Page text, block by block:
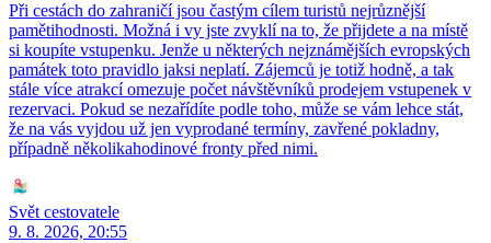
Při cestách do zahraničí jsou častým cílem turistů nejrůznější
pamětihodnosti. Možná i vy jste zvyklí na to, že přijdete a na místě
si koupíte vstupenku. Jenže u některých nejznámějších evropských
památek toto pravidlo jaksi neplatí. Zájemců je totiž hodně, a tak
stále více atrakcí omezuje počet návštěvníků prodejem vstupenek v
rezervaci. Pokud se nezařídíte podle toho, může se vám lehce stát,
že na vás vyjdou už jen vyprodané termíny, zavřené pokladny,
případně několikahodinové fronty před nimi.
Svět cestovatele
9. 8. 2026, 20:55